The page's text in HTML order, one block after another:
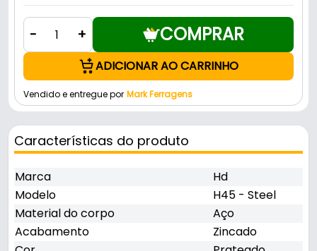
- + COMPRAR
ADICIONAR AO CARRINHO
Vendido e entregue por Mark Ferragens
Características do produto
Marca
Hd
Modelo
H45 - Steel
Material do corpo
Aço
Acabamento
Zincado